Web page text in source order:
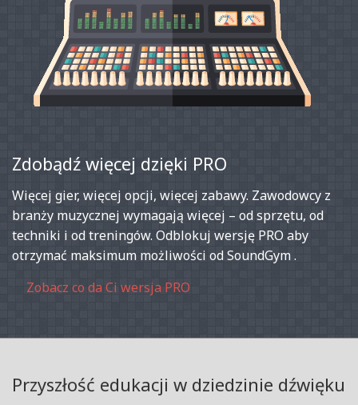
Zdobądź więcej dzięki PRO
Więcej gier, więcej opcji, więcej zabawy. Zawodowcy z
branży muzycznej wymagają więcej – od sprzętu, od
techniki i od treningów. Odblokuj wersję PRO aby
otrzymać maksimum możliwości od SoundGym .
Zobacz co da Ci wersja PRO
Przyszłość edukacji w dziedzinie dźwięku